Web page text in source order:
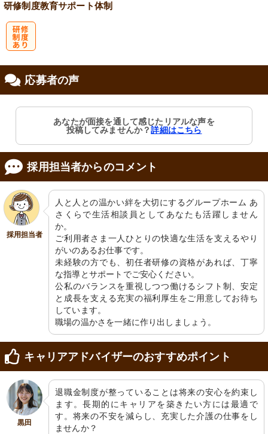
研修制度教育サポート体制
応募者の声
あなたが面接を通して感じたリアルな声を
投稿してみませんか？詳細はこちら
採用担当者からのコメント
採用担当者
人と人との温かい絆を大切にするグループホーム あ
さくらで生活相談員としてあなたも活躍しません
か。
ご利用者さま一人ひとりの快適な生活を支えるやり
がいのあるお仕事です。
未経験の方でも、初任者研修の資格があれば、丁寧
な指導とサポートでご安心ください。
公私のバランスを重視しつつ働けるシフト制、安定
と成長を支える充実の福利厚生をご用意してお待ち
しています。
職場の温かさを一緒に作り出しましょう。
キャリアアドバイザーのおすすめポイント
黒田
退職金制度が整っていることは将来の安心を約束し
ます。長期的にキャリアを築きたい方には最適で
す。将来の不安を減らし、充実した介護の仕事をし
ませんか？